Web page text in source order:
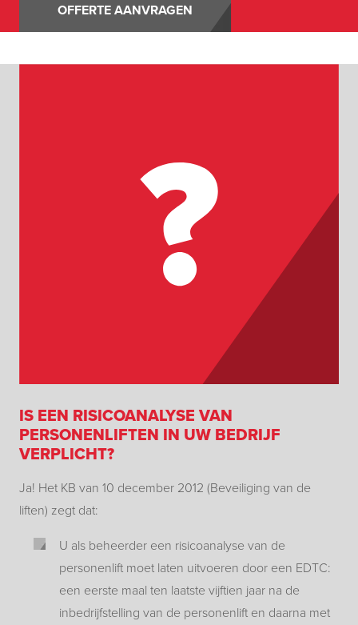
OFFERTE AANVRAGEN
IS EEN RISICOANALYSE VAN
PERSONENLIFTEN IN UW BEDRIJF
VERPLICHT?
Ja! Het KB van 10 december 2012 (Beveiliging van de
liften) zegt dat:
U als beheerder een risicoanalyse van de
personenlift moet laten uitvoeren door een EDTC:
een eerste maal ten laatste vijftien jaar na de
inbedrijfstelling van de personenlift en daarna met